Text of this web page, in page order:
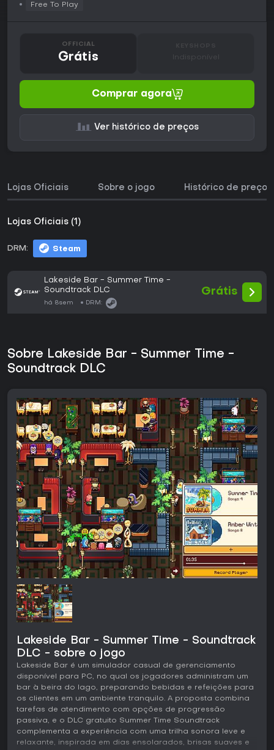
Free To Play
OFFICIAL
Grátis Indisponível
Comprar agora
Ver histórico de preços
Lojas Oficiais Sobre o jogo Histórico de preços
Lojas Oficiais (1)
DRM: Steam
Lakeside Bar - Summer Time -
Soundtrack DLC
há 8sem DRM:
Grátis
Sobre Lakeside Bar - Summer Time -
Soundtrack DLC
Lakeside Bar - Summer Time - Soundtrack
DLC - sobre o jogo
Lakeside Bar é um simulador casual de gerenciamento
disponível para PC, no qual os jogadores administram um
bar à beira do lago, preparando bebidas e refeições para
os clientes em um ambiente tranquilo. A proposta combina
tarefas de atendimento com opções de progressão
passiva, e o DLC gratuito Summer Time Soundtrack
complementa a experiência com uma trilha sonora leve e
relaxante, inspirada em dias ensolarados, brisas suaves e